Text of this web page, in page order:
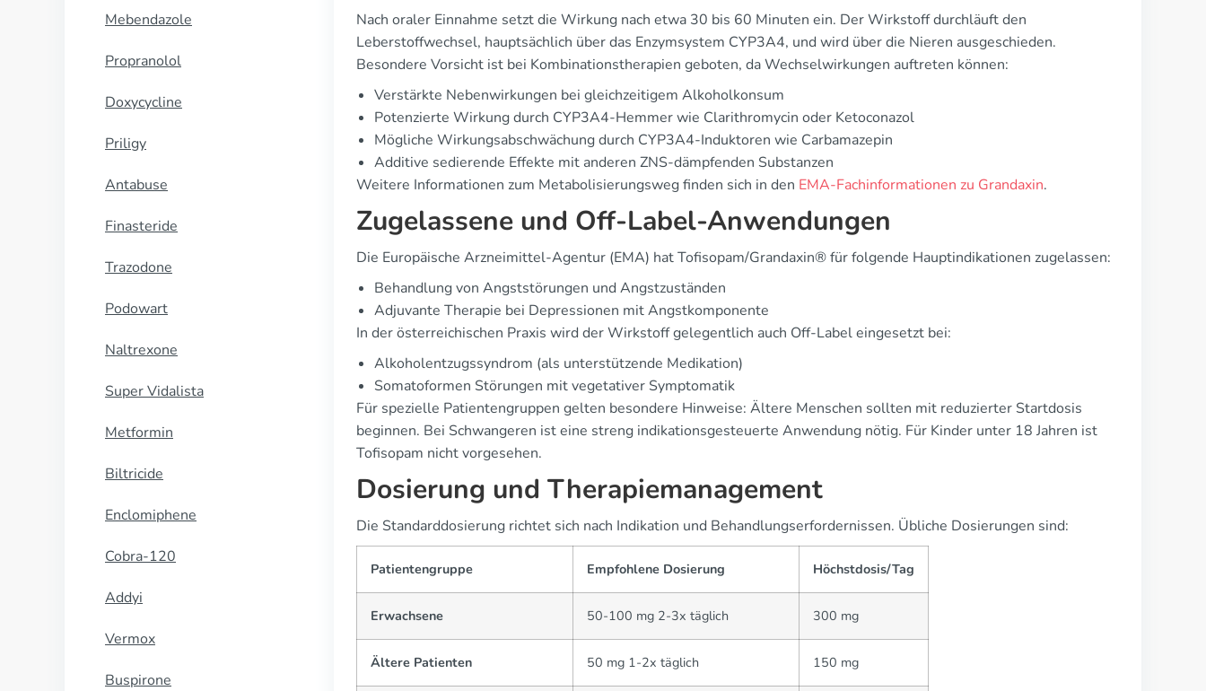
Mebendazole
Propranolol
Doxycycline
Priligy
Antabuse
Finasteride
Trazodone
Podowart
Naltrexone
Super Vidalista
Metformin
Biltricide
Enclomiphene
Cobra-120
Addyi
Vermox
Buspirone
Nach oraler Einnahme setzt die Wirkung nach etwa 30 bis 60 Minuten ein. Der Wirkstoff durchläuft den
Leberstoffwechsel, hauptsächlich über das Enzymsystem CYP3A4, und wird über die Nieren ausgeschieden.
Besondere Vorsicht ist bei Kombinationstherapien geboten, da Wechselwirkungen auftreten können:
Verstärkte Nebenwirkungen bei gleichzeitigem Alkoholkonsum
Potenzierte Wirkung durch CYP3A4-Hemmer wie Clarithromycin oder Ketoconazol
Mögliche Wirkungsabschwächung durch CYP3A4-Induktoren wie Carbamazepin
Additive sedierende Effekte mit anderen ZNS-dämpfenden Substanzen
Weitere Informationen zum Metabolisierungsweg finden sich in den EMA-Fachinformationen zu Grandaxin.
Zugelassene und Off-Label-Anwendungen
Die Europäische Arzneimittel-Agentur (EMA) hat Tofisopam/Grandaxin® für folgende Hauptindikationen zugelassen:
Behandlung von Angststörungen und Angstzuständen
Adjuvante Therapie bei Depressionen mit Angstkomponente
In der österreichischen Praxis wird der Wirkstoff gelegentlich auch Off-Label eingesetzt bei:
Alkoholentzugssyndrom (als unterstützende Medikation)
Somatoformen Störungen mit vegetativer Symptomatik
Für spezielle Patientengruppen gelten besondere Hinweise: Ältere Menschen sollten mit reduzierter Startdosis
beginnen. Bei Schwangeren ist eine streng indikationsgesteuerte Anwendung nötig. Für Kinder unter 18 Jahren ist
Tofisopam nicht vorgesehen.
Dosierung und Therapiemanagement
Die Standarddosierung richtet sich nach Indikation und Behandlungserfordernissen. Übliche Dosierungen sind:
Patientengruppe Empfohlene Dosierung Höchstdosis/Tag
Erwachsene 50-100 mg 2-3x täglich 300 mg
Ältere Patienten 50 mg 1-2x täglich 150 mg